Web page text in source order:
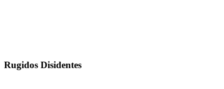
Rugidos Disidentes